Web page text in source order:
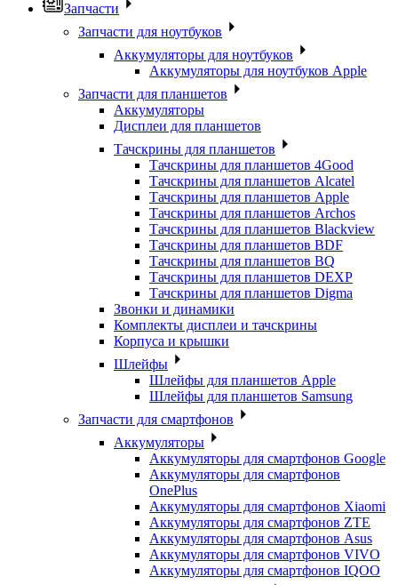
Запчасти
Запчасти для ноутбуков
Аккумуляторы для ноутбуков
Аккумуляторы для ноутбуков Apple
Запчасти для планшетов
Аккумуляторы
Дисплеи для планшетов
Тачскрины для планшетов
Тачскрины для планшетов 4Good
Тачскрины для планшетов Alcatel
Тачскрины для планшетов Apple
Тачскрины для планшетов Archos
Тачскрины для планшетов Blackview
Тачскрины для планшетов BDF
Тачскрины для планшетов BQ
Тачскрины для планшетов DEXP
Тачскрины для планшетов Digma
Звонки и динамики
Комплекты дисплеи и тачскрины
Корпуса и крышки
Шлейфы
Шлейфы для планшетов Apple
Шлейфы для планшетов Samsung
Запчасти для смартфонов
Аккумуляторы
Аккумуляторы для смартфонов Google
Аккумуляторы для смартфонов
OnePlus
Аккумуляторы для смартфонов Xiaomi
Аккумуляторы для смартфонов ZTE
Аккумуляторы для cмартфонов Asus
Аккумуляторы для смартфонов VIVO
Аккумуляторы для смартфонов IQOO